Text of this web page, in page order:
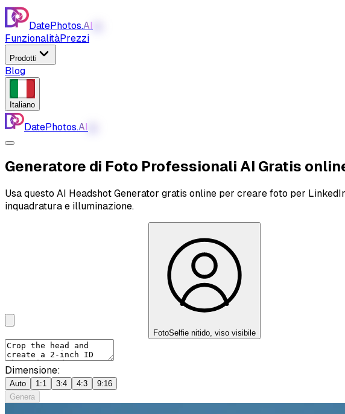
DatePhotos.AI
FunzionalitàPrezzi
Prodotti
Blog
Italiano
DatePhotos.AI
Generatore di Foto Professionali AI Gratis
Usa questo AI Headshot Generator gratis online per creare foto per
inquadratura e illuminazione.
FotoSelfie nitido, viso visibile
Dimensione:
Auto 1:1 3:4 4:3
9:16
Genera